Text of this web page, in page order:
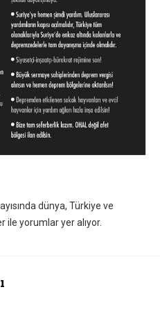
dünya, Türkiye ve
ile yorumlar yer alıyor.